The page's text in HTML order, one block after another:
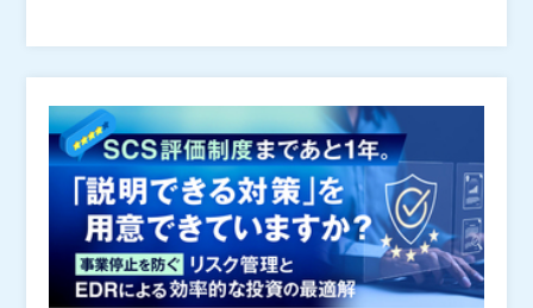
た。
守るかという経営判断です。技術対策の有無ではなく、
意思決定と連携設計が企業の耐久力を左右します。
ーマに、ITを出発点としてリスクがどう広がり、どう制
御すべきかを整理します。制度動向、最新の攻撃事例、
IT／OT連携の実践知を通じて、情報システム、現場、
経営が同じ地図で議論できる状態をつくり、現実的に回
るセキュリティの考え方を共有します。
・会期 2026年 6月 8日 (月)～2026年 6月 9日 (火) ・
締切 2026年 6月 9日 (火) 17:00まで ・開催場所 オ
ンライン ・キャンペーン セッションの視聴＆アン
ケート回答でキャンペーンに自動エントリー！ 抽選
で100名様にAmazonギフトカード1,000円分を贈呈し
ます。 ※キャンペーン適用セッション数は近日公開
予定 ※視聴時間の不正やアンケート内容の不備等が
見られた場合、抽選対象外となる可能性がございます。
✓ 経営判断としてのサイバーセキュリティ ✓ 制度・社
会動向を踏まえた全社ガバナンス設計 ✓ リスクの可視
化と投資判断の軸 ✓ インシデント対応の実践プロセス
✓ 攻撃動向を踏まえた実践的な防御・運用 ✓ 既存環境
を前提とした現実的な対策
✓ 能動的サイバー防御法の成立と製造業への影響 ✓ 国
家関与型攻撃グループの最新動向 ✓ 自動車メーカー停